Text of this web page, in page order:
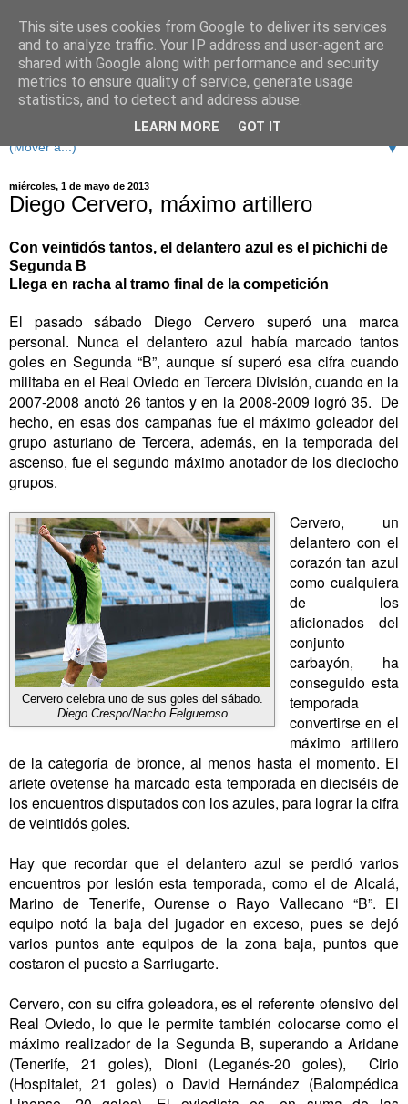
▼
miércoles, 1 de mayo de 2013
Diego Cervero, máximo artillero
Con veintidós tantos, el delantero azul es el pichichi de
Segunda B
Llega en racha al tramo final de la competición
El pasado sábado Diego Cervero superó una marca
personal. Nunca el delantero azul había marcado tantos
goles en Segunda “B”, aunque sí superó esa cifra cuando
militaba en el Real Oviedo en Tercera División, cuando en la
2007-2008 anotó 26 tantos y en la 2008-2009 logró 35. De
hecho, en esas dos campañas fue el máximo goleador del
grupo asturiano de Tercera, además, en la temporada del
ascenso, fue el segundo máximo anotador de los dieciocho
grupos.
Cervero celebra uno de sus goles del sábado.
Diego Crespo/Nacho Felgueroso
Cervero, un
delantero con el
corazón tan azul
como cualquiera
de los
aficionados del
conjunto
carbayón, ha
conseguido esta
temporada
convertirse en el
máximo artillero
de la categoría de bronce, al menos hasta el momento. El
ariete ovetense ha marcado esta temporada en dieciséis de
los encuentros disputados con los azules, para lograr la cifra
de veintidós goles.
Hay que recordar que el delantero azul se perdió varios
encuentros por lesión esta temporada, como el de Alcalá,
Marino de Tenerife, Ourense o Rayo Vallecano “B”. El
equipo notó la baja del jugador en exceso, pues se dejó
varios puntos ante equipos de la zona baja, puntos que
costaron el puesto a Sarriugarte.
Cervero, con su cifra goleadora, es el referente ofensivo del
Real Oviedo, lo que le permite también colocarse como el
máximo realizador de la Segunda B, superando a Aridane
(Tenerife, 21 goles), Dioni (Leganés-20 goles), Cirio
(Hospitalet, 21 goles) o David Hernández (Balompédica
This site uses cookies from Google to deliver its services
and to analyze traffic. Your IP address and user-agent are
shared with Google along with performance and security
metrics to ensure quality of service, generate usage
statistics, and to detect and address abuse.
LEARN MORE GOT IT